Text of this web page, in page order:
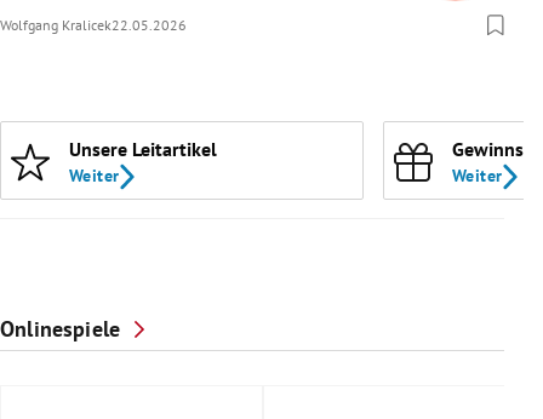
Wolfgang Kralicek22.05.2026
Unsere Leitartikel
Weiter Weiter
Onlinespiele